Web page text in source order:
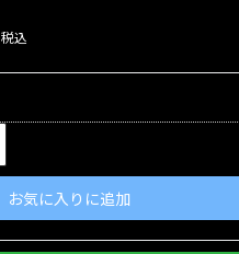
税込
お気に入りに追加